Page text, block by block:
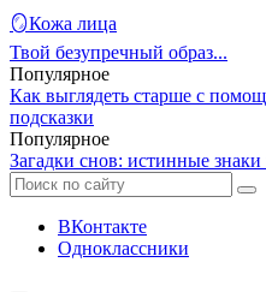
🪞Кожа лица
Твой безупречный образ...
Популярное
Как выглядеть старше с
подсказки
Популярное
Загадки снов: истинные
ВКонтакте
Одноклассники